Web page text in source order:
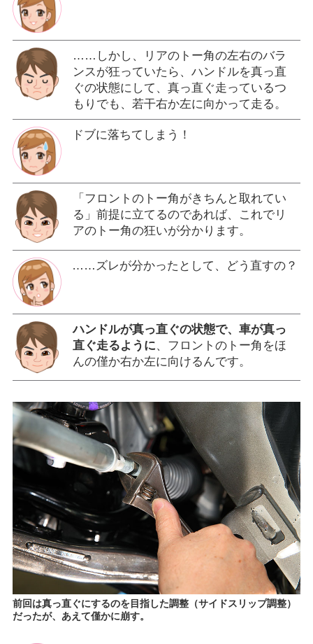
……しかし、リアのトー角の左右のバラ
ンスが狂っていたら、ハンドルを真っ直
ぐの状態にして、真っ直ぐ走っているつ
もりでも、若干右か左に向かって走る。
ドブに落ちてしまう！
「フロントのトー角がきちんと取れてい
る」前提に立てるのであれば、これでリ
アのトー角の狂いが分かります。
……ズレが分かったとして、どう直すの？
ハンドルが真っ直ぐの状態で、車が真っ
直ぐ走るように、フロントのトー角をほ
んの僅か右か左に向けるんです。
前回は真っ直ぐにするのを目指した調整（サイドスリップ調整）
だったが、あえて僅かに崩す。